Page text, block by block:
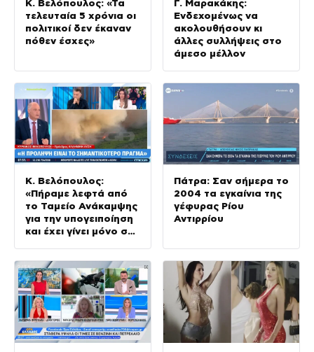
Κ. Βελόπουλος: «Τα
τελευταία 5 χρόνια οι
πολιτικοί δεν έκαναν
πόθεν έσχες»
Γ. Μαρακάκης:
Ενδεχομένως να
ακολουθήσουν κι
άλλες συλλήψεις στο
άμεσο μέλλον
Κ. Βελόπουλος:
«Πήραμε λεφτά από
το Ταμείο Ανάκαμψης
για την υπογειποίηση
και έχει γίνει μόνο στο
Πάτρα: Σαν σήμερα το
2004 τα εγκαίνια της
γέφυρας Ρίου
Αντιρρίου